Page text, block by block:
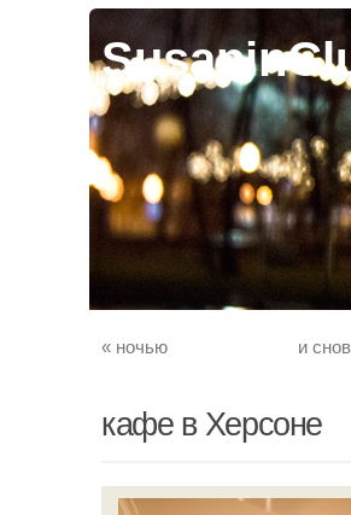
« ночью и
кафе в Херсоне